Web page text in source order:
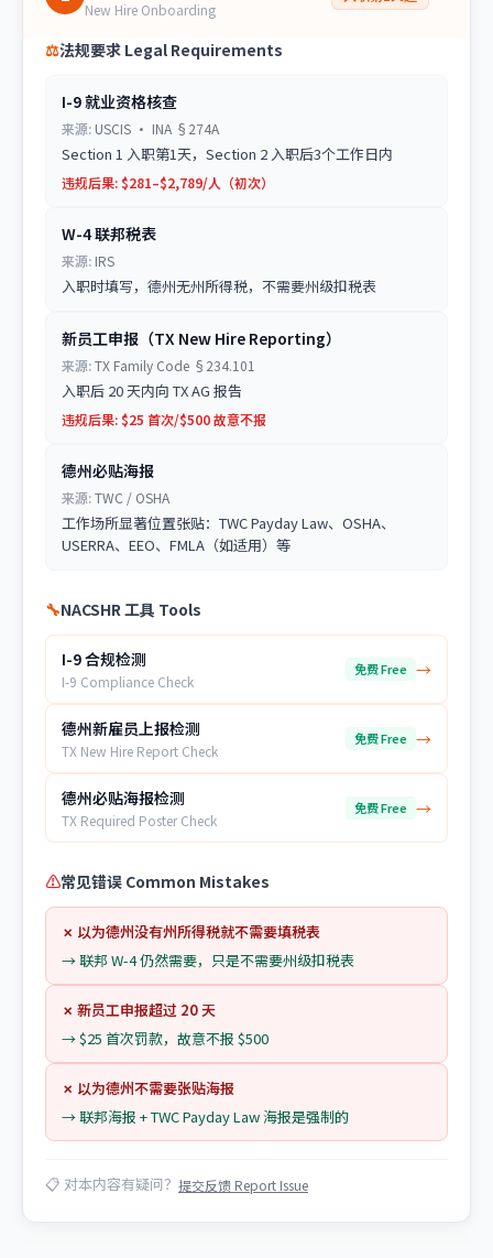
New Hire Onboarding
⚖法规要求 Legal Requirements
I-9 就业资格核查
来源: USCIS · INA §274A
Section 1 入职第1天，Section 2 入职后3个工作日内
违规后果: $281–$2,789/人（初次）
W-4 联邦税表
来源: IRS
入职时填写，德州无州所得税，不需要州级扣税表
新员工申报（TX New Hire Reporting）
来源:TX Family Code §234.101
入职后 20 天内向 TX AG 报告
违规后果: $25 首次/$500 故意不报
德州必贴海报
来源:TWC / OSHA
工作场所显著位置张贴：TWC Payday Law、OSHA、
USERRA、EEO、FMLA（如适用）等
🔧NACSHR 工具 Tools
I-9 合规检测
I-9 Compliance Check
免费 Free →
德州新雇员上报检测
TX New Hire Report Check
免费 Free →
德州必贴海报检测
TX Required Poster Check
免费 Free →
⚠常见错误 Common Mistakes
✗ 以为德州没有州所得税就不需要填税表
→联邦 W-4 仍然需要，只是不需要州级扣税表
✗ 新员工申报超过 20 天
→$25 首次罚款，故意不报 $500
✗ 以为德州不需要张贴海报
→联邦海报 + TWC Payday Law 海报是强制的
📋 对本内容有疑问？ 提交反馈 Report Issue